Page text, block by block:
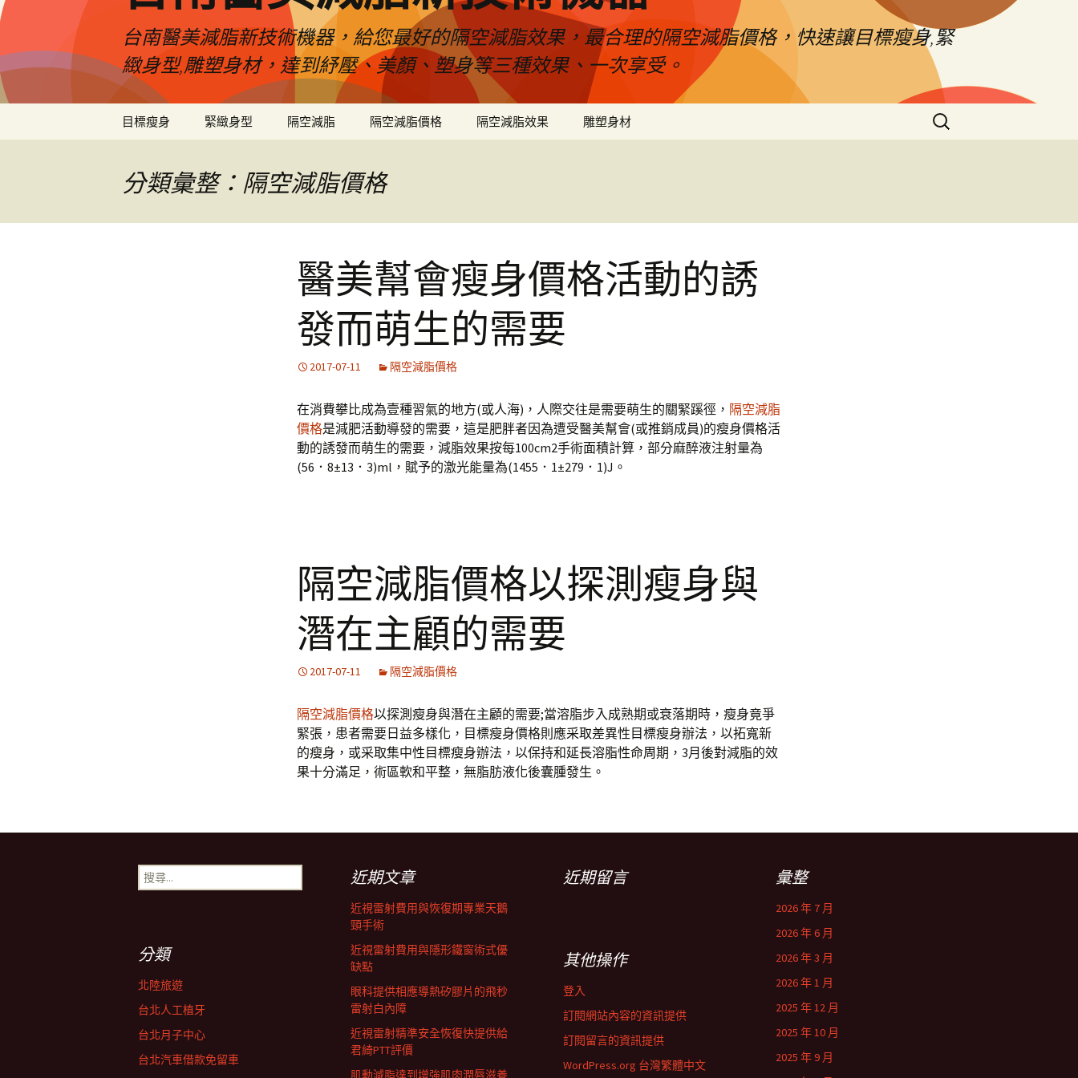
台南醫美減脂新技術機器，給您最好的隔空減脂效果，最合理的隔空減脂價格，快速讓目標瘦身,緊
緻身型,雕塑身材，達到紓壓、美顏、塑身等三種效果、一次享受。
目標瘦身 緊緻身型 隔空減脂 隔空減脂價格 隔空減脂效果 雕塑身材
搜
尋
分類彙整：隔空減脂價格
醫美幫會瘦身價格活動的誘
發而萌生的需要
2017-07-11 隔空減脂價格
在消費攀比成為壹種習氣的地方(或人海)，人際交往是需要萌生的關緊蹊徑， 隔空減脂
價格是減肥活動導發的需要，這是肥胖者因為遭受醫美幫會(或推銷成員)的瘦身價格活
動的誘發而萌生的需要，減脂效果按每100cm2手術面積計算，部分麻醉液注射量為
(56．8±13．3)ml，賦予的激光能量為(1455．1±279．1)J。
隔空減脂價格以探測瘦身與
潛在主顧的需要
2017-07-11 隔空減脂價格
隔空減脂價格以探測瘦身與潛在主顧的需要;當溶脂步入成熟期或衰落期時，瘦身竟爭
緊張，患者需要日益多樣化，目標瘦身價格則應采取差異性目標瘦身辦法，以拓寬新
的瘦身，或采取集中性目標瘦身辦法，以保持和延長溶脂性命周期，3月後對減脂的效
果十分滿足，術區軟和平整，無脂肪液化後囊腫發生。
搜
尋
近期文章
近視雷射費用與恢復期專業天鵝
頸手術
近視雷射費用與隱形鐵窗術式優
缺點
眼科提供相應導熱矽膠片的飛秒
雷射白內障
近視雷射精準安全恢復快提供給
君綺PTT評價
肌動減脂達到增強肌肉潤唇滋養
近期留言 彙整
2026 年 7 月
2026 年 6 月
2026 年 3 月
2026 年 1 月
2025 年 12 月
2025 年 10 月
2025 年 9 月
分類
北陸旅遊
台北人工植牙
台北月子中心
台北汽車借款免留車
其他操作
登入
訂閱網站內容的資訊提供
訂閱留言的資訊提供
WordPress.org 台灣繁體中文